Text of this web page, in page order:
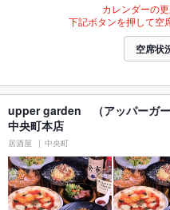
カレンダーの
下記ボタンを押して空
空席状
upper garden （アッパーガー
中央町本店
居酒屋 中央町